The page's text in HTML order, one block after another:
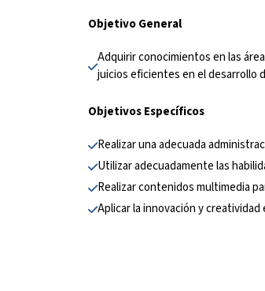
Objetivo General
Adquirir conocimientos en las
juicios eficientes en el desarrollo
Objetivos Específicos
Realizar una adecuada
Utilizar adecuadamente las
Realizar contenidos multimedia
Aplicar la innovación y